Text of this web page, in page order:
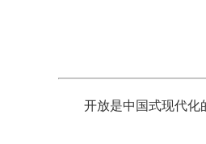
开放是中国式现代化